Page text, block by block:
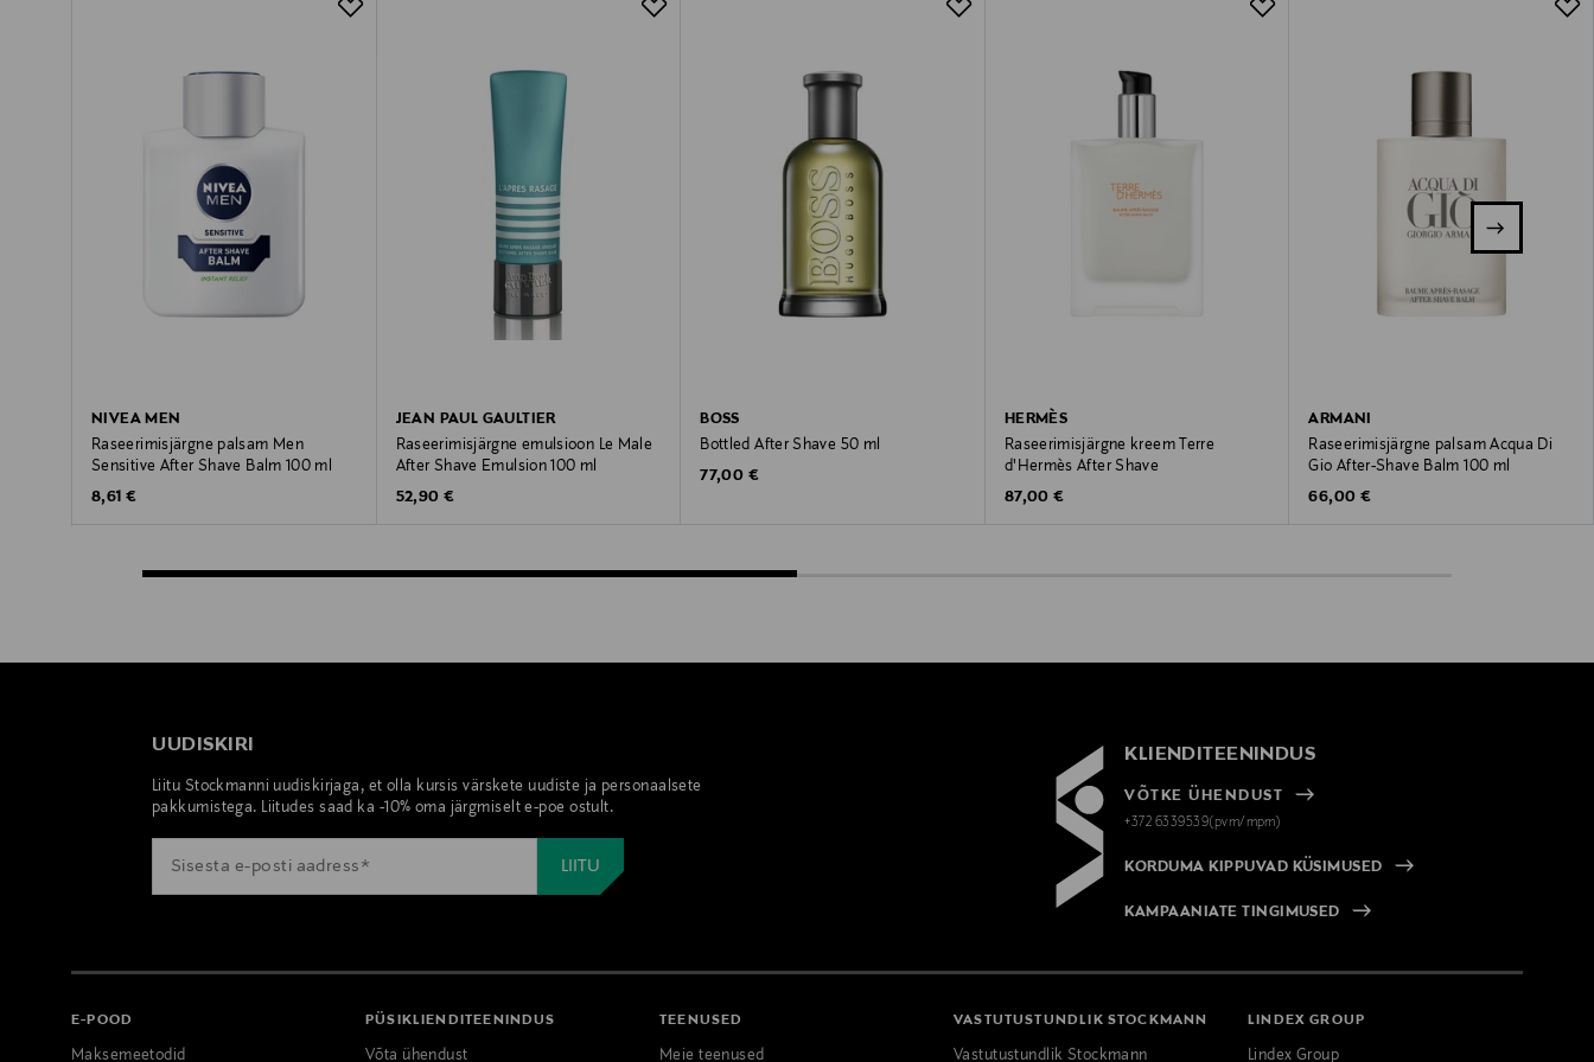
NIVEA MEN
Raseerimisjärgne palsam Men
Sensitive After Shave Balm 100 ml
Original Price
8,61 €
JEAN PAUL GAULTIER
Raseerimisjärgne emulsioon Le Male
After Shave Emulsion 100 ml
Original Price
52,90 €
BOSS
Bottled After Shave 50 ml
Original Price
77,00 €
HERMÈS
Raseerimisjärgne kreem Terre
d'Hermès After Shave
Original Price
87,00 €
ARMANI
Raseerimisjärgne palsam Acqua Di
Gio After-Shave Balm 100 ml
Original Price
66,00 €
UUDISKIRI
Liitu Stockmanni uudiskirjaga, et olla kursis värskete uudiste ja personaalsete
pakkumistega. Liitudes saad ka -10% oma järgmiselt e-poe ostult.
KLIENDITEENINDUS
VÕTKE ÜHENDUST
+372 6339539(pvm/mpm)
KORDUMA KIPPUVAD KÜSIMUSED
KAMPAANIATE TINGIMUSED
E-POOD
Maksemeetodid
PÜSIKLIENDITEENINDUS
Võta ühendust
TEENUSED
Meie teenused
VASTUTUSTUNDLIK STOCKMANN
Vastutustundlik Stockmann
LINDEX GROUP
Lindex Group